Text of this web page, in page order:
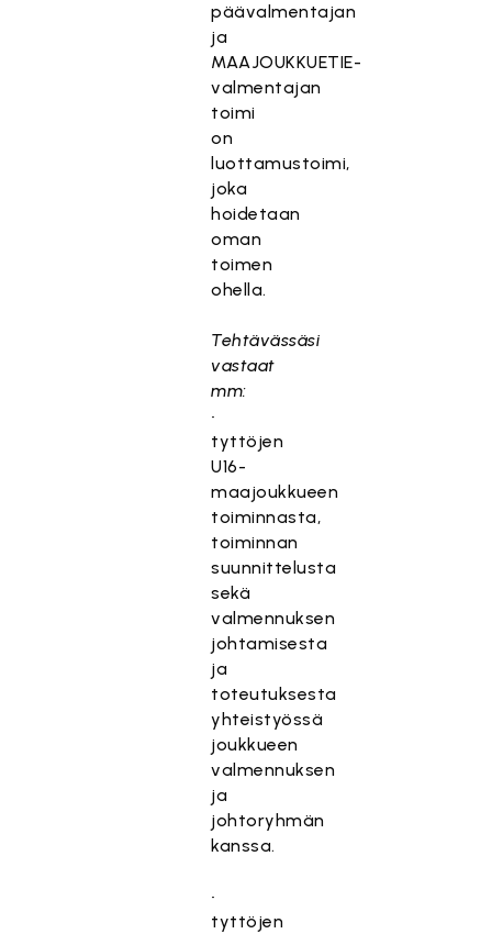
päävalmentajan
ja
MAAJOUKKUETIE-
valmentajan
toimi
on
luottamustoimi,
joka
hoidetaan
oman
toimen
ohella.
Tehtävässäsi
vastaat
mm:
•
tyttöjen
U16-
maajoukkueen
toiminnasta,
toiminnan
suunnittelusta
sekä
valmennuksen
johtamisesta
ja
toteutuksesta
yhteistyössä
joukkueen
valmennuksen
ja
johtoryhmän
kanssa.
•
tyttöjen